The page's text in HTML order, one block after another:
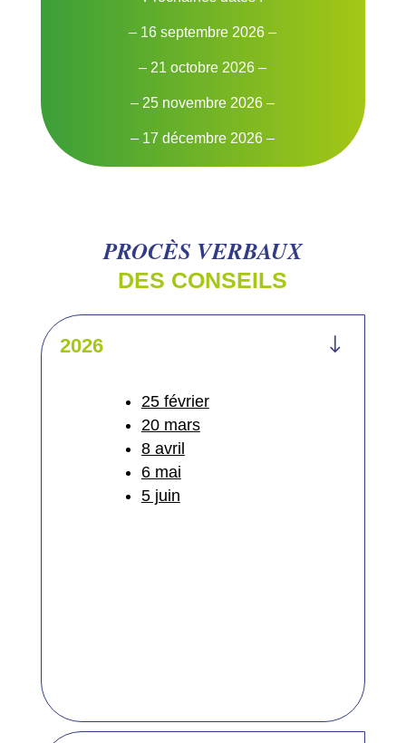
– 16 septembre 2026 –
– 21 octobre 2026 –
– 25 novembre 2026 –
– 17 décembre 2026 –
PROCÈS VERBAUX
DES CONSEILS
2026 "
25 février
20 mars
8 avril
6 mai
5 juin